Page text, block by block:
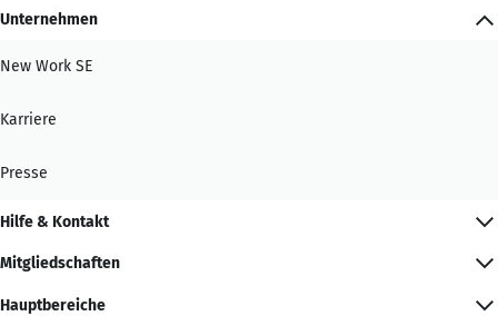
Unternehmen
New Work SE
Karriere
Presse
Hilfe & Kontakt
Mitgliedschaften
Hauptbereiche